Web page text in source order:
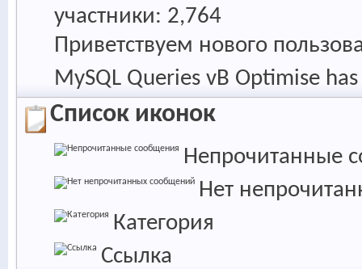
участники
2,764
Приветствуем нового
MySQL Queries vB Optimise
Список иконок
Непрочитанные
Нет
Категория
Ссылка